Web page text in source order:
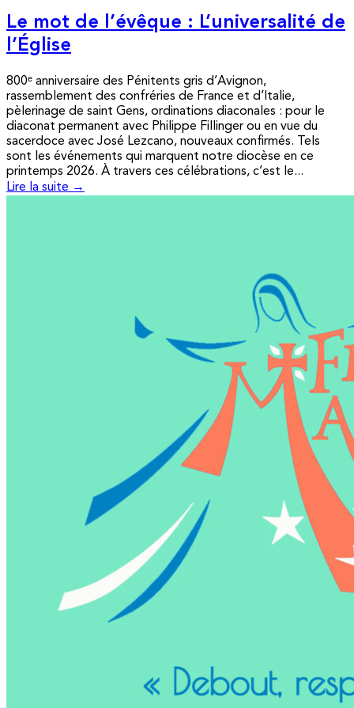
Le mot de l’évêque : L’universalité de
l’Église
800ᵉ anniversaire des Pénitents gris d’Avignon,
rassemblement des confréries de France et d’Italie,
pèlerinage de saint Gens, ordinations diaconales : pour le
diaconat permanent avec Philippe Fillinger ou en vue du
sacerdoce avec José Lezcano, nouveaux confirmés. Tels
sont les événements qui marquent notre diocèse en ce
printemps 2026. À travers ces célébrations, c’est le...
Lire la suite →